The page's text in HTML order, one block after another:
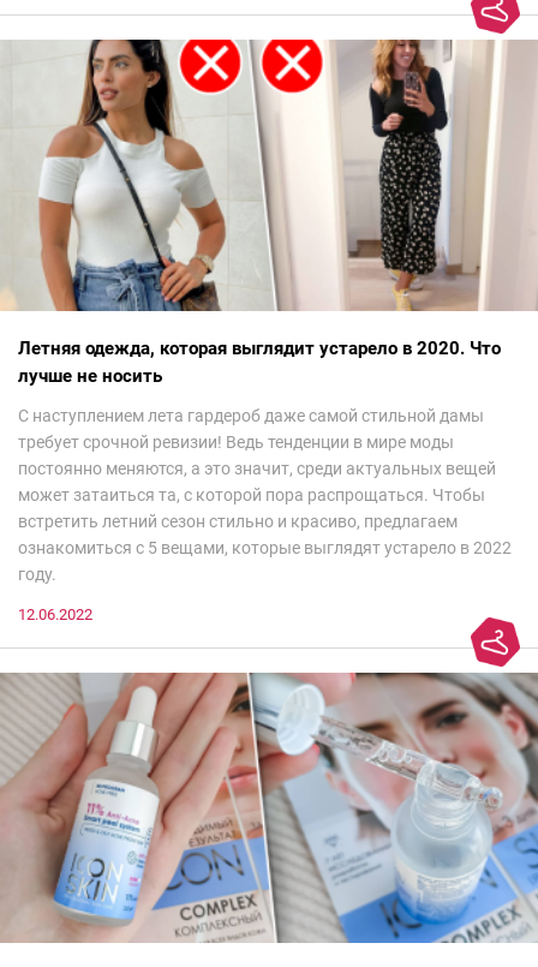
Летняя одежда, которая выглядит устарело в 2020. Что
лучше не носить
С наступлением лета гардероб даже самой стильной дамы
требует срочной ревизии! Ведь тенденции в мире моды
постоянно меняются, а это значит, среди актуальных вещей
может затаиться та, с которой пора распрощаться. Чтобы
встретить летний сезон стильно и красиво, предлагаем
ознакомиться с 5 вещами, которые выглядят устарело в 2022
году.
12.06.2022